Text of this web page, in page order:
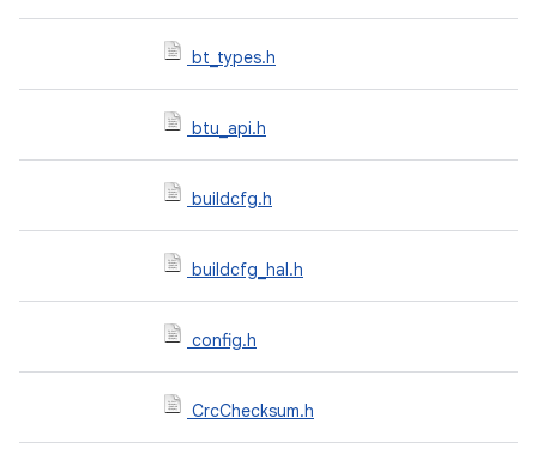
bt_types.h
btu_api.h
buildcfg.h
buildcfg_hal.h
config.h
CrcChecksum.h